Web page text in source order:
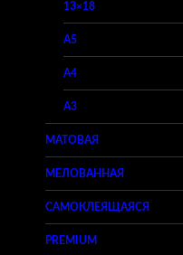
13×18
A5
A4
A3
МАТОВАЯ
МЕЛОВАННАЯ
САМОКЛЕЯЩАЯСЯ
PREMIUM